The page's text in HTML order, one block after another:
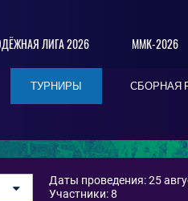
ЛИГА 2026 ММК-2026
ТУРНИРЫ СБОРНАЯ
Даты проведения: 25
Участники: 8